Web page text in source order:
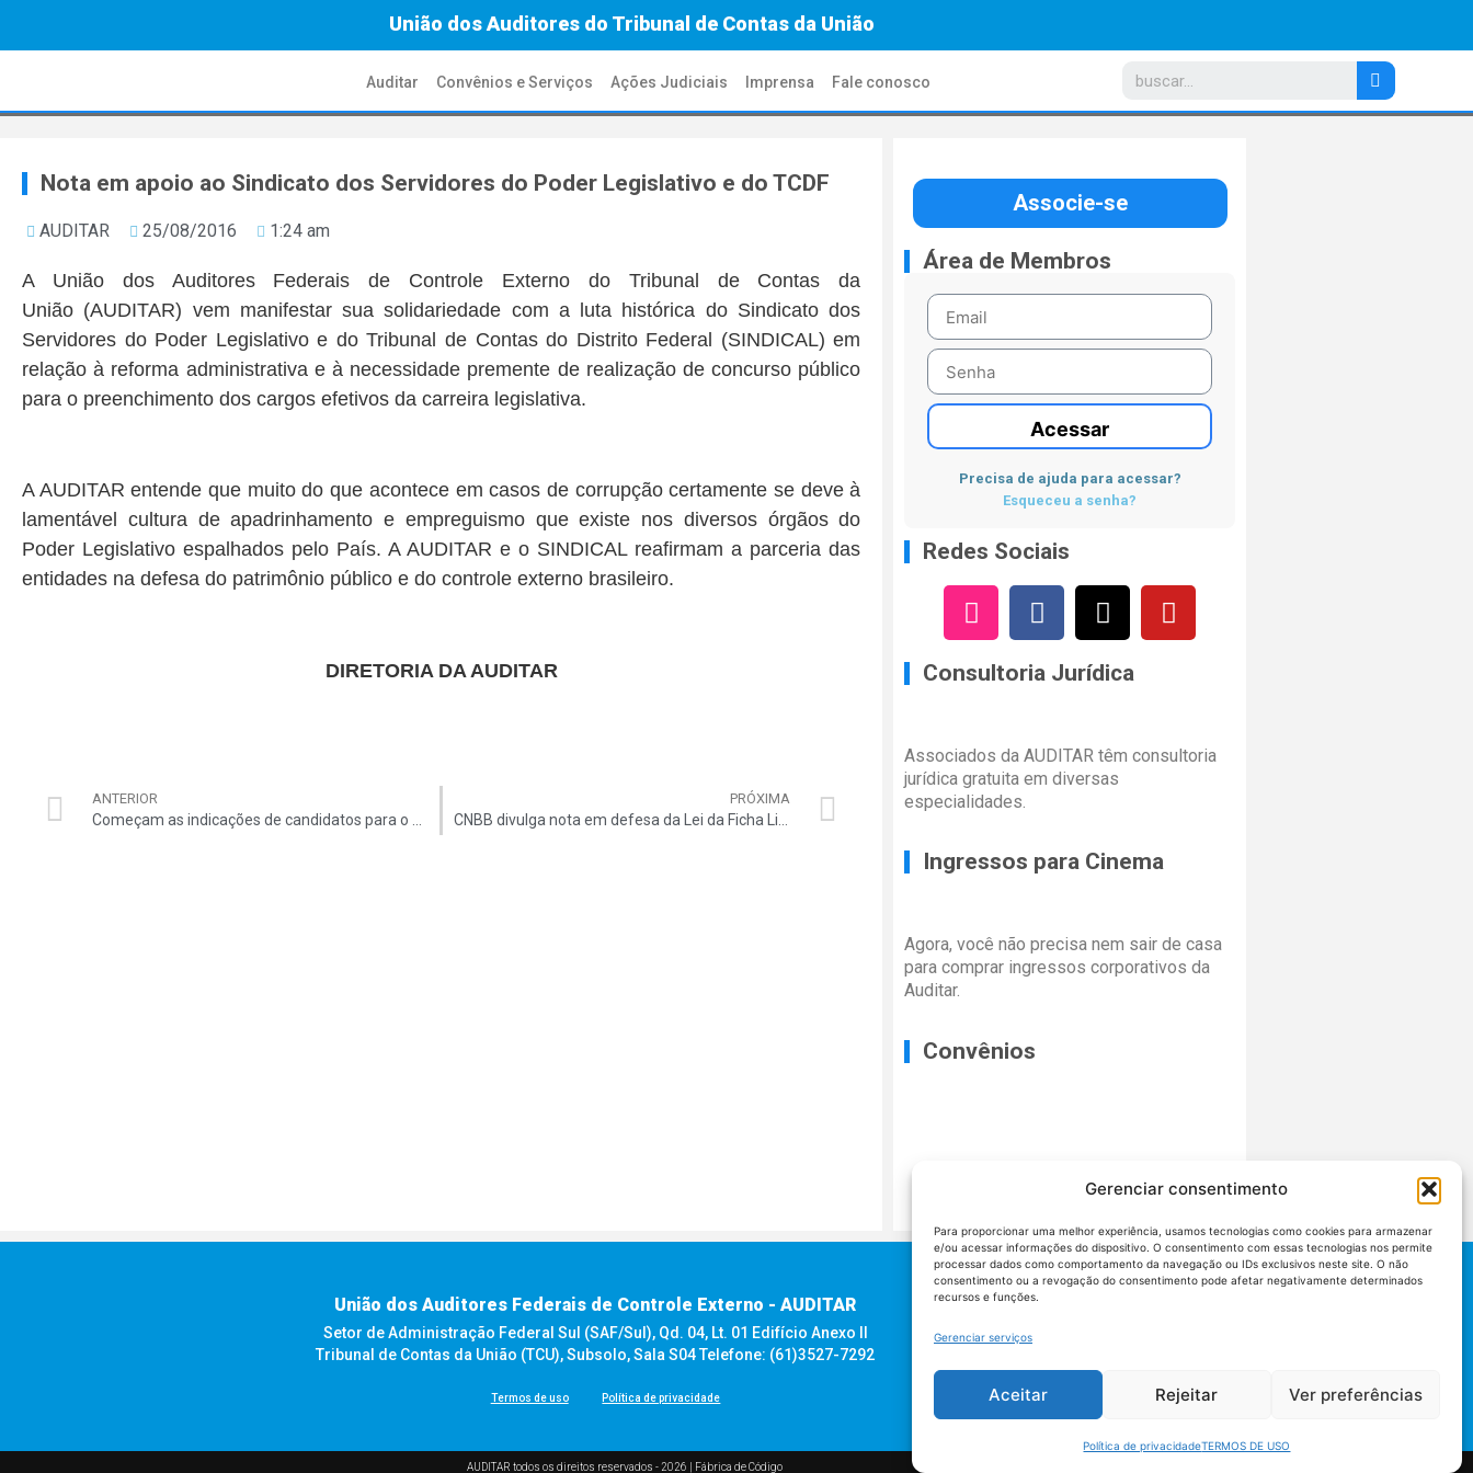
Gerenciar consentimento
Para proporcionar uma melhor experiência, usamos tecnologias como cookies para armazenar
e/ou acessar informações do dispositivo. O consentimento com essas tecnologias nos permite
processar dados como comportamento da navegação ou IDs exclusivos neste site. O não
consentimento ou a revogação do consentimento pode afetar negativamente determinados
recursos e funções.
Gerenciar serviços
Aceitar Rejeitar Ver preferências
Política de privacidadeTERMOS DE USO
União dos Auditores do Tribunal de Contas da União
Auditar Convênios e Serviços Ações Judiciais Imprensa Fale conosco
Nota em apoio ao Sindicato dos Servidores do Poder Legislativo e do TCDF
AUDITAR 25/08/2016 1:24 am
A União dos Auditores Federais de Controle Externo do Tribunal de Contas da
União (AUDITAR) vem manifestar sua solidariedade com a luta histórica do Sindicato dos
Servidores do Poder Legislativo e do Tribunal de Contas do Distrito Federal (SINDICAL) em
relação à reforma administrativa e à necessidade premente de realização de concurso público
para o preenchimento dos cargos efetivos da carreira legislativa.
A AUDITAR entende que muito do que acontece em casos de corrupção certamente se deve à
lamentável cultura de apadrinhamento e empreguismo que existe nos diversos órgãos do
Poder Legislativo espalhados pelo País. A AUDITAR e o SINDICAL reafirmam a parceria das
entidades na defesa do patrimônio público e do controle externo brasileiro.
DIRETORIA DA AUDITAR
ANTERIOR
Começam as indicações de candidatos para o Prêmio Alfredo Valladão
PRÓXIMA
CNBB divulga nota em defesa da Lei da Ficha Limpa
Associe-se
Área de Membros
Acessar
Precisa de ajuda para acessar?
Esqueceu a senha?
Redes Sociais
Consultoria Jurídica
Associados da AUDITAR têm consultoria
jurídica gratuita em diversas
especialidades.
Ingressos para Cinema
Agora, você não precisa nem sair de casa
para comprar ingressos corporativos da
Auditar.
Convênios
União dos Auditores Federais de Controle Externo - AUDITAR
Setor de Administração Federal Sul (SAF/Sul), Qd. 04, Lt. 01 Edifício Anexo II
Tribunal de Contas da União (TCU), Subsolo, Sala S04 Telefone: (61)3527-7292
Termos de uso Política de privacidade
AUDITAR todos os direitos reservados - 2026 | Fábrica de Código